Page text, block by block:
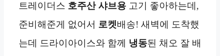
트레이더스 호주산 샤브용 고기 좋아하는데,
준비해준게 없어서 로켓배송! 새벽에 도착했
는데 드라이아이스와 함께 냉동된 채오 잘 배